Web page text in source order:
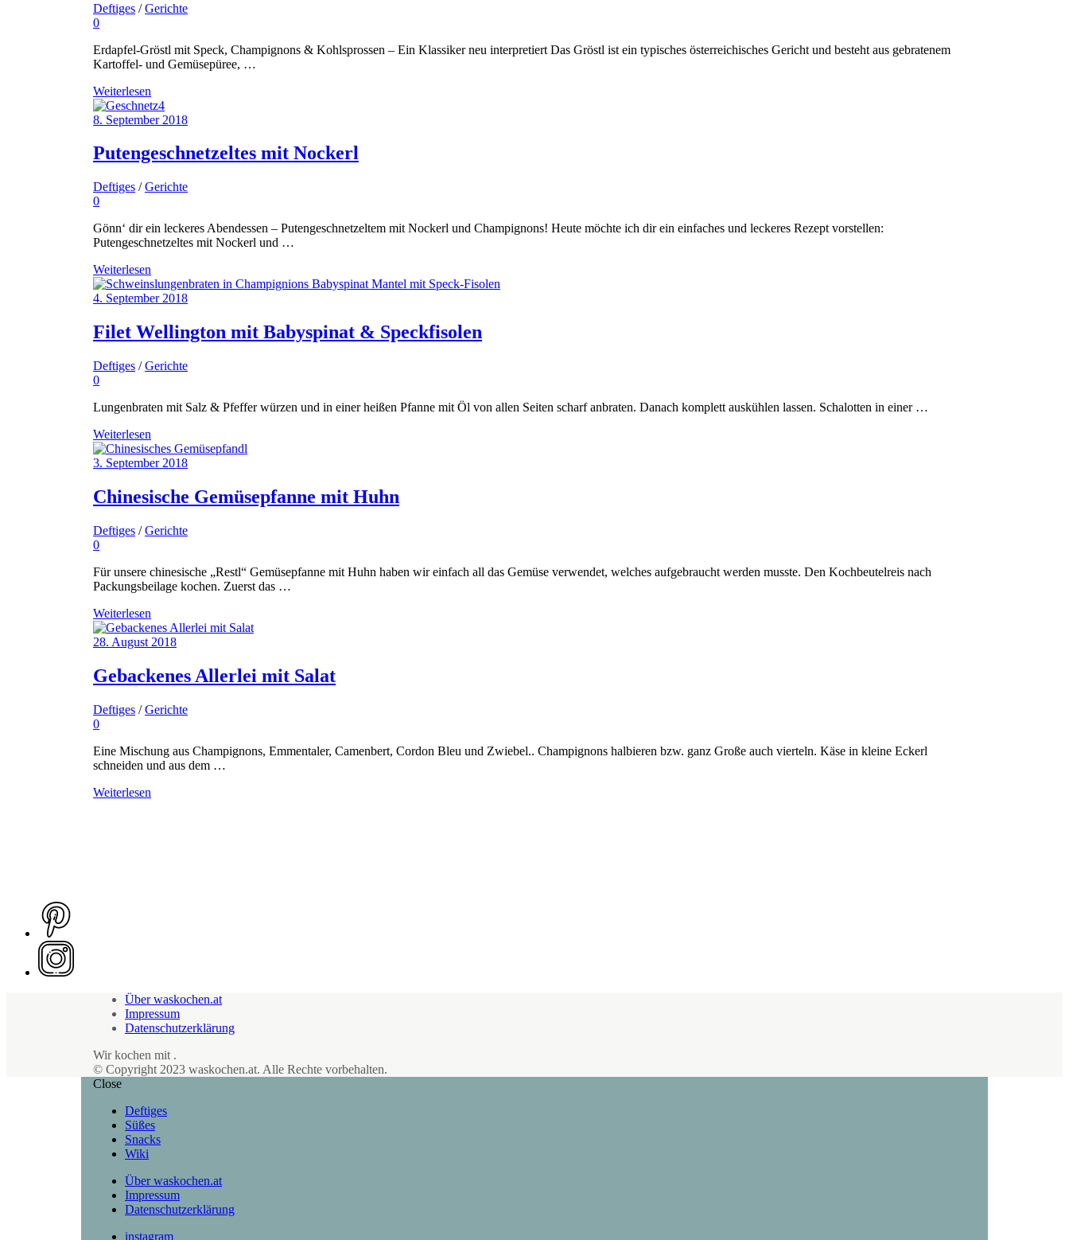
Deftiges /Gerichte
0
Erdapfel-Gröstl mit Speck, Champignons & Kohlsprossen – Ein Klassiker neu interpretiert Das Gröstl ist ein typisches österreichisches Gericht und besteht aus gebratenem
Kartoffel- und Gemüsepüree, …
Weiterlesen
8. September 2018
Putengeschnetzeltes mit Nockerl
Deftiges /Gerichte
0
Gönn‘ dir ein leckeres Abendessen – Putengeschnetzeltem mit Nockerl und Champignons! Heute möchte ich dir ein einfaches und leckeres Rezept vorstellen:
Putengeschnetzeltes mit Nockerl und …
Weiterlesen
4. September 2018
Filet Wellington mit Babyspinat & Speckfisolen
Deftiges /Gerichte
0
Lungenbraten mit Salz & Pfeffer würzen und in einer heißen Pfanne mit Öl von allen Seiten scharf anbraten. Danach komplett auskühlen lassen. Schalotten in einer …
Weiterlesen
3. September 2018
Chinesische Gemüsepfanne mit Huhn
Deftiges /Gerichte
0
Für unsere chinesische „Restl“ Gemüsepfanne mit Huhn haben wir einfach all das Gemüse verwendet, welches aufgebraucht werden musste. Den Kochbeutelreis nach
Packungsbeilage kochen. Zuerst das …
Weiterlesen
28. August 2018
Gebackenes Allerlei mit Salat
Deftiges /Gerichte
0
Eine Mischung aus Champignons, Emmentaler, Camenbert, Cordon Bleu und Zwiebel.. Champignons halbieren bzw. ganz Große auch vierteln. Käse in kleine Eckerl
schneiden und aus dem …
Weiterlesen
Über waskochen.at
Impressum
Datenschutzerklärung
Wir kochen mit .
© Copyright 2023 waskochen.at. Alle Rechte vorbehalten.
Close
Deftiges
Süßes
Snacks
Wiki
Über waskochen.at
Impressum
Datenschutzerklärung
instagram